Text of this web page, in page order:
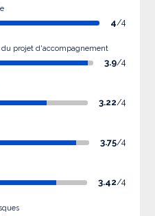
4/4
projet d'accompagnement
3.9/4
3.22/4
3.75/4
3.42/4